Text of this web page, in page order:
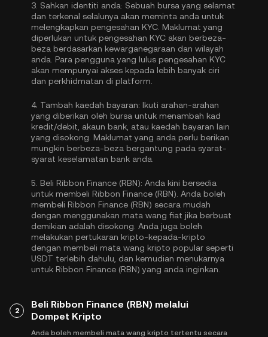
3. Sahkan identiti anda: Sebuah bursa yang selamat
dan terkenal selalunya akan meminta anda untuk
melengkapkan pengesahan KYC . Maklumat yang
diperlukan untuk pengesahan KYC akan berbeza-
beza berdasarkan kewarganegaraan dan wilayah
anda. Para pengguna yang lulus pengesahan KYC
akan mempunyai akses kepada lebih banyak ciri
dan perkhidmatan di platform.
4. Tambah kaedah bayaran: Ikuti arahan-arahan
yang diberikan oleh bursa untuk menambah kad
kredit/debit, akaun bank, atau kaedah bayaran lain
yang disokong. Maklumat yang anda perlu berikan
mungkin berbeza-beza bergantung pada syarat-
syarat keselamatan bank anda.
5. Beli Ribbon Finance (RBN): Anda kini bersedia
untuk membeli Ribbon Finance (RBN). Anda boleh
membeli Ribbon Finance (RBN) secara mudah
dengan menggunakan mata wang fiat jika berbuat
demikian adalah disokong. Anda juga boleh
melakukan pertukaran kripto-kepada-kripto
dengan membeli mata wang kripto popular seperti
USDT terlebih dahulu, dan kemudian menukarnya
untuk Ribbon Finance (RBN) yang anda inginkan.
2
Beli Ribbon Finance (RBN) melalui
Dompet Kripto
Anda boleh membeli mata wang kripto tertentu secara